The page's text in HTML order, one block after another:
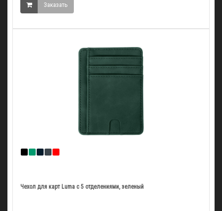
Заказать
Чехол для карт Luma с 5 отделениями, зеленый